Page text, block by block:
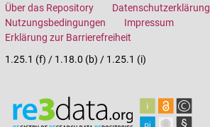
Über das Repository
Datenschutzerklärung
Nutzungsbedingungen
Impressum
Erklärung zur Barrierefreiheit
1.25.1 (f) / 1.18.0 (b) / 1.25.1 (i)